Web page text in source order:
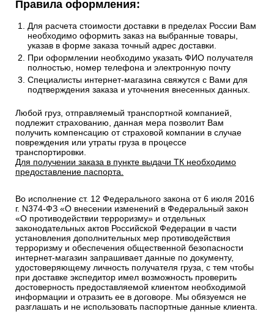
Правила оформления:
Для расчета стоимости доставки в пределах России Вам
необходимо оформить заказ на выбранные товары,
указав в форме заказа точный адрес доставки.
При оформлении необходимо указать ФИО получателя
полностью, номер телефона и электронную почту
Специалисты интернет-магазина свяжутся с Вами для
подтверждения заказа и уточнения внесенных данных.
Любой груз, отправляемый транспортной компанией,
подлежит страхованию, данная мера позволит Вам
получить компенсацию от страховой компании в случае
повреждения или утраты груза в процессе
транспортировки.
Для получении заказа в пункте выдачи ТК необходимо
предоставление паспорта.
Во исполнение ст. 12 Федерального закона от 6 июля 2016
г. N374-ФЗ «О внесении изменений в Федеральный закон
«О противодействии терроризму» и отдельных
законодательных актов Российской Федерации в части
установления дополнительных мер противодействия
терроризму и обеспечения общественной безопасности
интернет-магазин запрашивает данные по документу,
удостоверяющему личность получателя груза, с тем чтобы
при доставке экспедитор имел возможность проверить
достоверность предоставляемой клиентом необходимой
информации и отразить ее в договоре. Мы обязуемся не
разглашать и не использовать паспортные данные клиента.